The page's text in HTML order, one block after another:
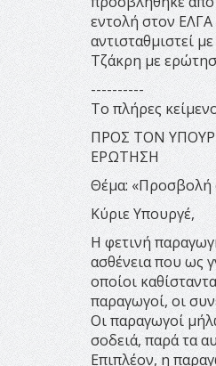
εντολή στον
αντισταθμιστεί
Τζάκρη με
----------
Το πλήρες
ΠΡΟΣ ΤΟΝ
ΕΡΩΤΗΣΗ
Θέμα: «Προσβολή
Κύριε Υπουργέ,
Η φετινή
ασθένεια που ως
οποίοι
παραγωγοί, οι
Οι παραγωγοί
σοδειά, παρά τα
Επιπλέον, η